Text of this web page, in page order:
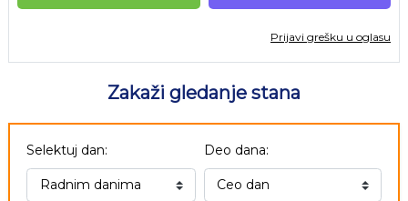
Prijavi grešku u oglasu
Zakaži gledanje stana
Selektuj dan: Deo dana: